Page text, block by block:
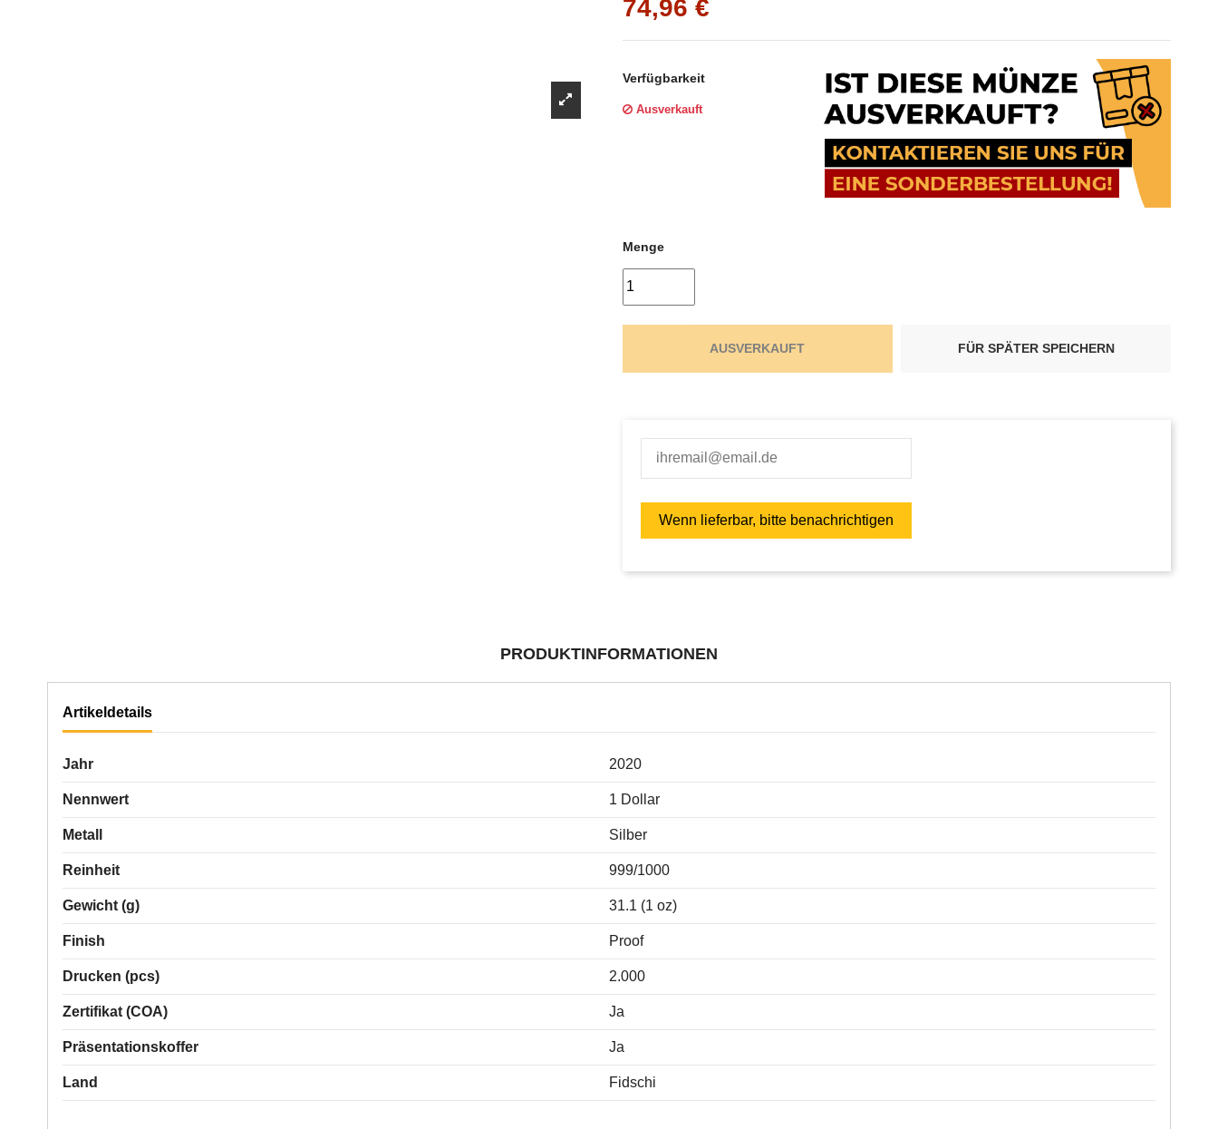
74,96 €
Verfügbarkeit
Ausverkauft
Menge
AUSVERKAUFT FÜR SPÄTER SPEICHERN
PRODUKTINFORMATIONEN
Artikeldetails
Jahr 2020
Nennwert 1 Dollar
Metall Silber
Reinheit 999/1000
Gewicht (g) 31.1 (1 oz)
Finish Proof
Drucken (pcs) 2.000
Zertifikat (COA) Ja
Präsentationskoffer Ja
Land Fidschi